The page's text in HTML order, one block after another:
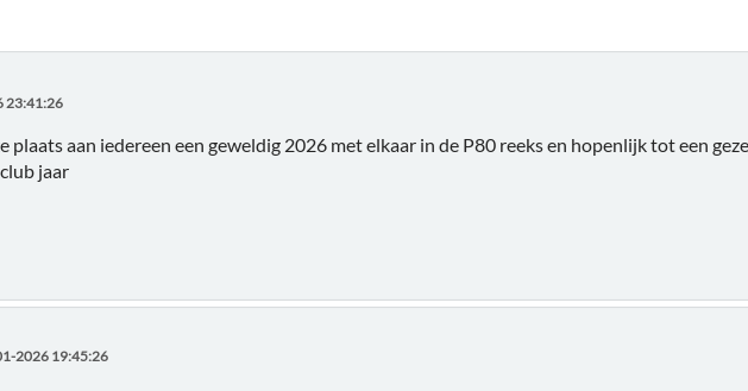
23:41:26
plaats aan iedereen een geweldig 2026 met elkaar in de P80 reeks en hopenlijk tot een
jaar
2026 19:45:26